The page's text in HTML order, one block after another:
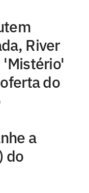
River
'Mistério'
do
a
do